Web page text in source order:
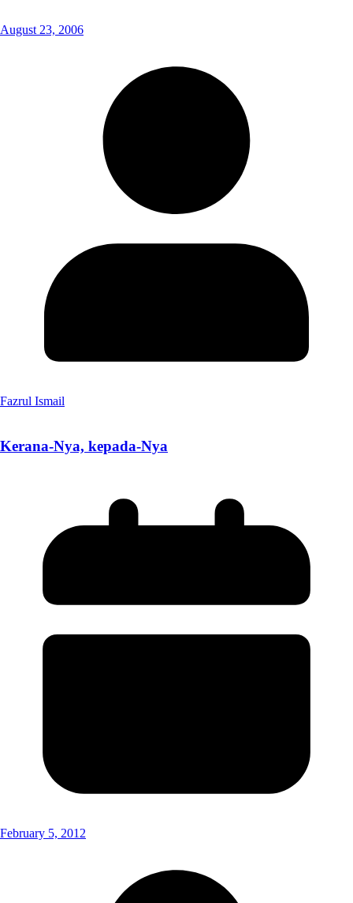
August 23, 2006
Fazrul Ismail
Kerana-Nya, kepada-Nya
February 5, 2012